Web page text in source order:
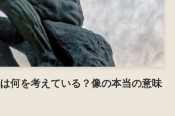
何を考えている？像の本当の意味